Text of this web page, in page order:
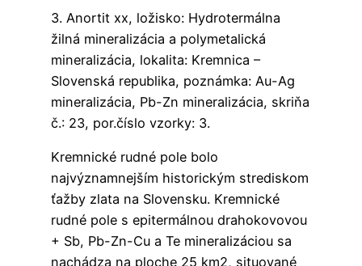
3. Anortit xx, ložisko: Hydrotermálna
žilná mineralizácia a polymetalická
mineralizácia, lokalita: Kremnica –
Slovenská republika, poznámka: Au-Ag
mineralizácia, Pb-Zn mineralizácia, skriňa
č.: 23, por.číslo vzorky: 3.
Kremnické rudné pole bolo
najvýznamnejším historickým strediskom
ťažby zlata na Slovensku. Kremnické
rudné pole s epitermálnou drahokovovou
+ Sb, Pb-Zn-Cu a Te mineralizáciou sa
nachádza na ploche 25 km2, situované